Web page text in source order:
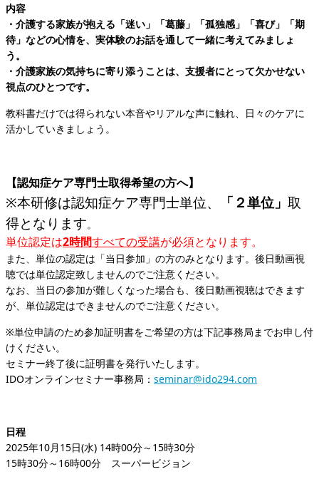
内容
・介護する家族が抱える「迷い」「葛藤」「孤独感」「喜び」「期
待」などの心情を、実体験のお話を通して一緒に考えてみましょ
う。
・介護家族の気持ちに寄り添うことは、支援者にとって欠かせない
視点のひとつです。
教科書だけでは得られない本音やリアルな声に触れ、日々のケアに
活かしていきましょう。
【認知症ケア専門士取得希望の方へ】
※本研修は認知症ケア専門士単位、 「２単位」 取
得となります。
単位認定は2時間すべての受講が必須となります。
また、単位の認定は「当日参加」の方のみとなります。後日動画視
聴では単位認定致しませんのでご注意ください。
なお、当日の参加が難しくなった場合も、後日動画視聴はできます
が、単位認定はできませんのでご注意ください。
※単位申請のため参加証明書をご希望の方は下記事務局までお申し付
けください。
セミナー終了後に証明書を発行いたします。
IDOオンラインセミナー事務局： seminar@ido294.com
日程
2025年10月15日(水) 14時00分～15時30分
15時30分～16時00分 スーパービジョン